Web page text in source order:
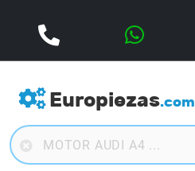
Europiezas.com